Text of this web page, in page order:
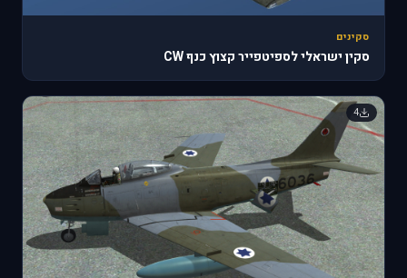
סקינים
סקין ישראלי לספיטפייר קצוץ כנף CW
4